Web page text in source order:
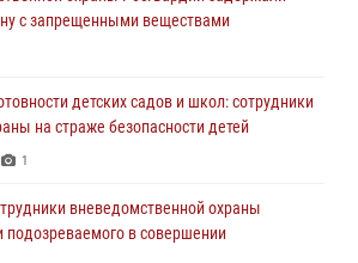
с запрещенными веществами
детских садов и школ: сотрудники
на страже безопасности детей
1
вневедомственной охраны
подозреваемого в совершении